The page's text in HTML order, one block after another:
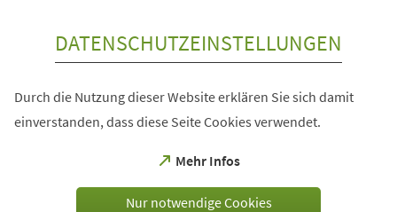
DATENSCHUTZEINSTELLUNGEN
Durch die Nutzung dieser Website erklären Sie sich damit
einverstanden, dass diese Seite Cookies verwendet.
Mehr Infos
(Öffnet
einem
Nur notwendige Cookies